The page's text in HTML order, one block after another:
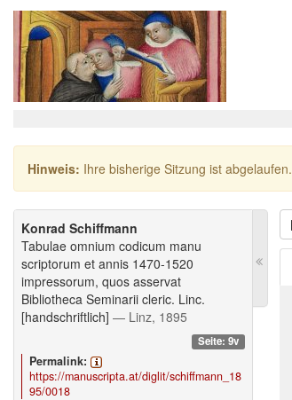
Hinweis: Ihre bisherige Sitzung ist
Konrad Schiffmann
Tabulae omnium codicum manu
scriptorum et annis 1470-1520
impressorum, quos asservat
Bibliotheca Seminarii cleric. Linc.
[handschriftlich] — Linz, 1895
Seite: 9v
Permalink:
https://manuscripta.at/diglit/schiffmann_18
95/0018